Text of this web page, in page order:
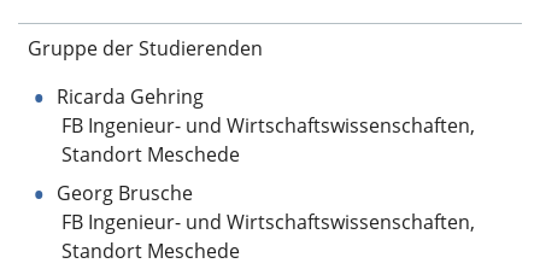
Gruppe der Studierenden
Ricarda Gehring
FB Ingenieur- und Wirtschaftswissenschaften,
Standort Meschede
Georg Brusche
FB Ingenieur- und Wirtschaftswissenschaften,
Standort Meschede